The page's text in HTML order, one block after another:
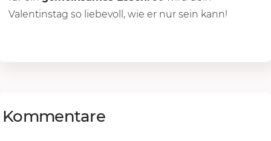
Valentinstag so liebevoll, wie er nur sein kann!
Kommentare